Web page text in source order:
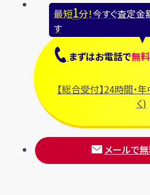
最短1分！今すぐ査定金
す
まずはお電話で無
【総合受付】24時間・
く)
メールで